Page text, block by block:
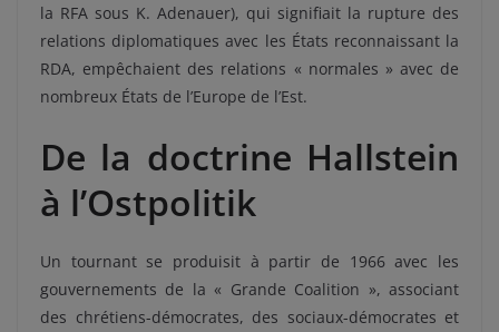
la RFA sous K. Adenauer), qui signifiait la rupture des
relations diplomatiques avec les États reconnaissant la
RDA, empêchaient des relations « normales » avec de
nombreux États de l’Europe de l’Est.
De la doctrine Hallstein
à l’Ostpolitik
Un tournant se produisit à partir de 1966 avec les
gouvernements de la « Grande Coalition », associant
des chrétiens-démocrates, des sociaux-démocrates et